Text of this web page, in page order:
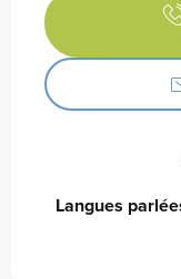
Langues
Langues